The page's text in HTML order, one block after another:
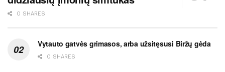
0 SHARES
Vytauto gatvės grimasos, arba užsitęsusi Biržų gėda
0 SHARES